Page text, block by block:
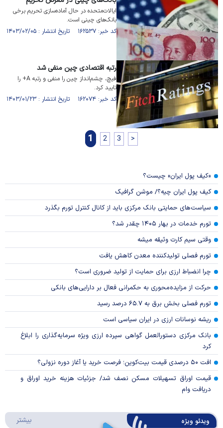
ایالات‌متحده در حال آماده‌سازی تحریم‌ برخی
بانک‌های چینی است.
کد خبر: ۱۶۲۵۳۷ تاریخ انتشار : ۱۴۰۳/۰۲/۰۵
رتبه اقتصادی چین منفی شد
فیچ، چشم‌انداز چین را منفی و رتبه A+ را
تایید کرد.
کد خبر: ۱۶۲۰۷۴ تاریخ انتشار : ۱۴۰۳/۰۱/۲۳
1 2 3 >
«کیف پول ایران» چیست؟
کیف پول ایران چیه؟/ موشن گرافیک
سیاست‌های حمایتی بانک مرکزی باید از کانال کنترل تورم بگذرد
تورم خدمات در بهار ۱۴۰۵ چقدر شد؟
وقتی سیم کارت وثیقه میشه
تورم فصلی تولیدکننده معدن کاهش یافت
چرا انضباط ارزی برای حمایت از تولید ضروری است؟
حرکت از مزایده‌محوری به حکمرانی فعال بر دارایی‌های بانکی
تورم فصلی بخش برق به ۶۵.۷ درصد رسید
ریشه نوسانات ارزی در ایران سیاسی است
بانک مرکزی دستورالعمل گواهی سپرده ارزی ویژه سرمایه‌گذاری را ابلاغ
کرد
افت ۵۰ درصدی قیمت بیت‌کوین؛ فرصت خرید یا آغاز دوره نزولی؟
قیمت اوراق تسهیلات مسکن نصف شد/ جزئیات هزینه خرید اوراق و
دریافت وام
ویدئو ویژه بیشتر